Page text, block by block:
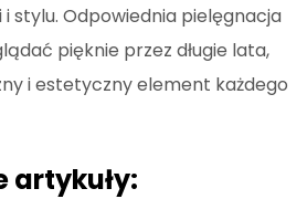
stylu. Odpowiednia pielęgnacja
pięknie przez długie lata,
i estetyczny element każdego
artykuły: